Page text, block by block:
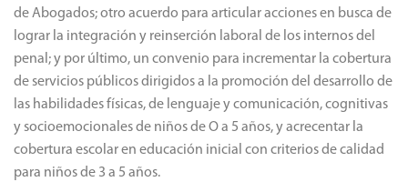
de Abogados; otro acuerdo para articular acciones en busca de
lograr la integración y reinserción laboral de los internos del
penal; y por último, un convenio para incrementar la cobertura
de servicios públicos dirigidos a la promoción del desarrollo de
las habilidades físicas, de lenguaje y comunicación, cognitivas
y socioemocionales de niños de O a 5 años, y acrecentar la
cobertura escolar en educación inicial con criterios de calidad
para niños de 3 a 5 años.